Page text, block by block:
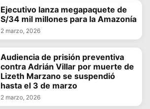
Ejecutivo lanza megapaquete de
S/34 mil millones para la Amazonía
2 marzo, 2026
Audiencia de prisión preventiva
contra Adrián Villar por muerte de
Lizeth Marzano se suspendió
hasta el 3 de marzo
2 marzo, 2026